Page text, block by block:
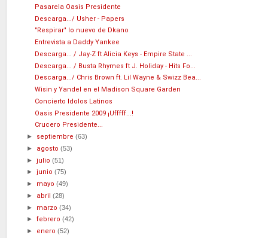
Pasarela Oasis Presidente
Descarga.../ Usher - Papers
"Respirar" lo nuevo de Dkano
Entrevista a Daddy Yankee
Descarga... / Jay-Z ft Alicia Keys - Empire State ...
Descarga... / Busta Rhymes ft J. Holiday - Hits Fo...
Descarga.../ Chris Brown ft. Lil Wayne & Swizz Bea...
Wisin y Yandel en el Madison Square Garden
Concierto Idolos Latinos
Oasis Presidente 2009 ¡Ufffff...!
Crucero Presidente...
► septiembre(63)
► agosto(53)
►julio(51)
►junio(75)
► mayo(49)
► abril(28)
► marzo(34)
►febrero(42)
► enero(52)